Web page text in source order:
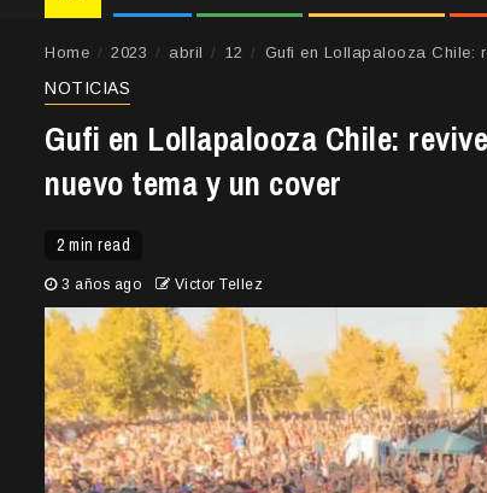
Home 2023 abril 12 Gufi en Lollapalooza Chile:
NOTICIAS
Gufi en Lollapalooza Chile:
nuevo tema y un cover
2 min read
3 años ago Victor Tellez